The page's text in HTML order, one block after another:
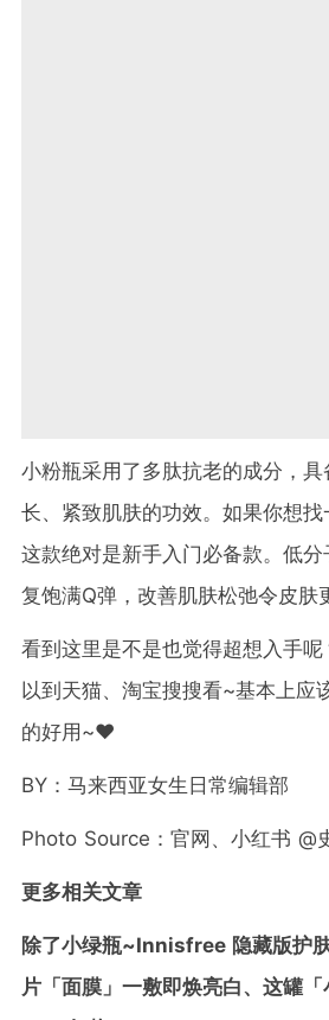
小粉瓶采用了多肽抗老的成分，
长、紧致肌肤的功效。如果你想找
这款绝对是新手入门必备款。低
复饱满Q弹，改善肌肤松弛令皮肤
看到这里是不是也觉得超想入手
以到天猫、淘宝搜搜看~基本上应
的好用~❤️
BY：马来西亚女生日常编辑部
Photo Source：官网、小红书 @
更多相关文章
除了小绿瓶~Innisfree 隐藏版护
片「面膜」一敷即焕亮白、这罐